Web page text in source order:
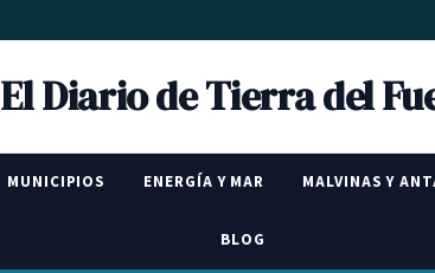
El Diario de Tierra del
MUNICIPIOS ENERGÍA Y MAR MALVINAS Y
BLOG